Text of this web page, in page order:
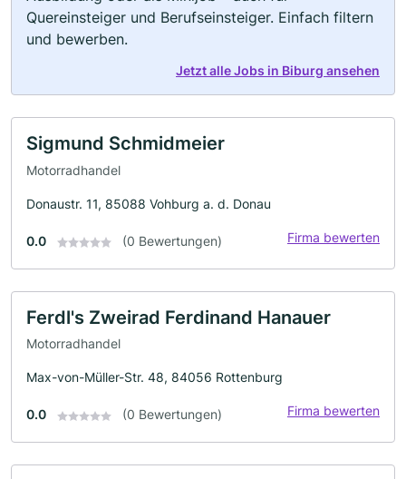
Quereinsteiger und Berufseinsteiger. Einfach filtern
und bewerben.
Jetzt alle Jobs in Biburg ansehen
Sigmund Schmidmeier
Motorradhandel
Donaustr. 11, 85088 Vohburg a. d. Donau
0.0 (0 Bewertungen) Firma bewerten
Ferdl's Zweirad Ferdinand Hanauer
Motorradhandel
Max-von-Müller-Str. 48, 84056 Rottenburg
0.0 (0 Bewertungen) Firma bewerten